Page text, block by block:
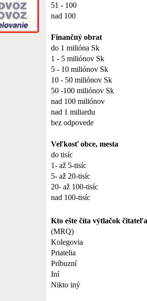
51 - 100
nad 100
Finančný obrat
do 1 milióna Sk
1 - 5 miliónov Sk
5 - 10 miliónov Sk
10 - 50 miliónov Sk
50 -100 miliónov Sk
nad 100 miliónov
nad 1 miliardu
bez odpovede
Veľkosť obce, mesta
do tisíc
1- až 5-tisíc
5- až 20-tisíc
20- až 100-tisíc
nad 100-tisíc
Kto ešte číta výtlačok
(MRQ)
Kolegovia
Priatelia
Príbuzní
Iní
Nikto iný